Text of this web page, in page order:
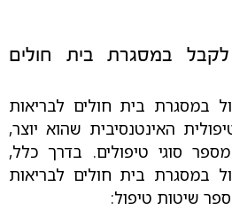
לקבל במסגרת בית חולים
במסגרת בית חולים לבריאות
האינטנסיבית שהוא יוצר,
סוגי טיפולים. בדרך כלל,
במסגרת בית חולים לבריאות
שיטות טיפול: